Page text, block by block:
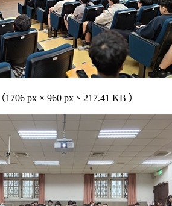
（1706 px × 960 px、217.41 KB ）